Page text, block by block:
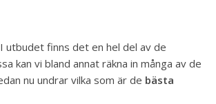
utbudet finns det en hel del av de
kan vi bland annat räkna in många av de
nu undrar vilka som är de bästa